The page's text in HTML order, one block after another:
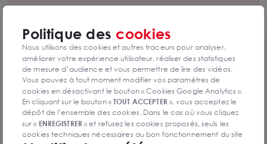
Contenus similaires
Politique des cookies
Nous utilisons des cookies et autres traceurs pour analyser,
améliorer votre expérience utilisateur, réaliser des statistiques
de mesure d’audience et vous permettre de lire des vidéos.
Vous pouvez à tout moment modifier vos paramètres de
cookies en désactivant le bouton « Cookies Google Analytics ».
En cliquant sur le bouton «TOUT ACCEPTER», vous acceptez le
dépôt de l’ensemble des cookies. Dans le cas où vous cliquez
sur « ENREGISTRER» et refusez les cookies proposés, seuls les
cookies techniques nécessaires au bon fonctionnement du site